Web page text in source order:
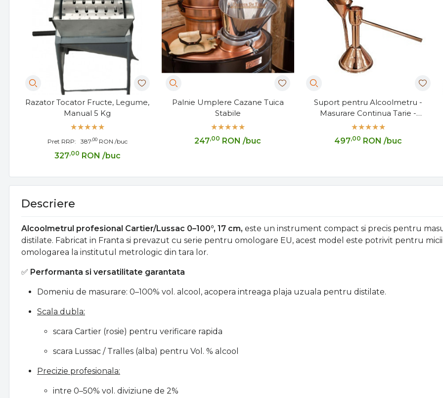
Razator Tocator Fructe, Legume,
Manual 5 Kg
Pret RRP: 387,00 RON /buc
327,00 RON /buc
Palnie Umplere Cazane Tuica
Stabile
247,00 RON /buc
Suport pentru Alcoolmetru -
Masurare Continua Tarie -
Universal
497,00 RON /buc
Descriere
Alcoolmetrul profesional Cartier/Lussac 0–100°, 17 cm, este un instrument compact si precis pentru
distilate. Fabricat in Franta si prevazut cu serie pentru omologare EU, acest model este potrivit pentru
omologarea la institutul metrologic din tara lor.
✅ Performanta si versatilitate garantata
Domeniu de masurare: 0–100% vol. alcool, acopera intreaga plaja uzuala pentru distilate.
Scala dubla:
scara Cartier (rosie) pentru verificare rapida
scara Lussac / Tralles (alba) pentru Vol. % alcool
Precizie profesionala:
intre 0–50% vol. diviziune de 2%